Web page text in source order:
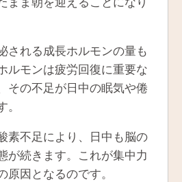
される成長ホルモンの量も
ルモンは疲労回復に重要な
その不足が日中の眠気や倦
素不足により、日中も脳の
が続きます。これが集中力
原因となるのです。